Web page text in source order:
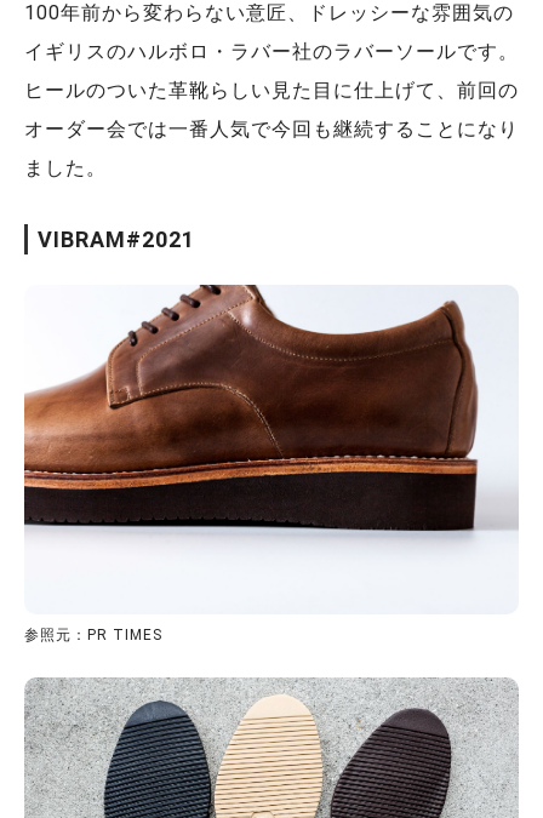
100年前から変わらない意匠、ドレッシーな雰囲気の
イギリスのハルボロ・ラバー社のラバーソールです。
ヒールのついた革靴らしい見た目に仕上げて、前回の
オーダー会では一番人気で今回も継続することになり
ました。
VIBRAM#2021
参照元：PR TIMES